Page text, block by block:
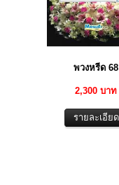
พวงหรีด 68
2,300 บาท